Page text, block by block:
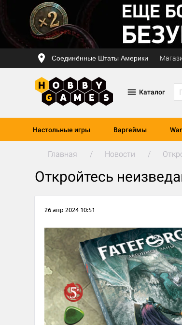
Соединённые Штаты Америки
Каталог
Настольные игры Варгеймы
Главная Новости
Откройтесь
26 апр 2024 10:51